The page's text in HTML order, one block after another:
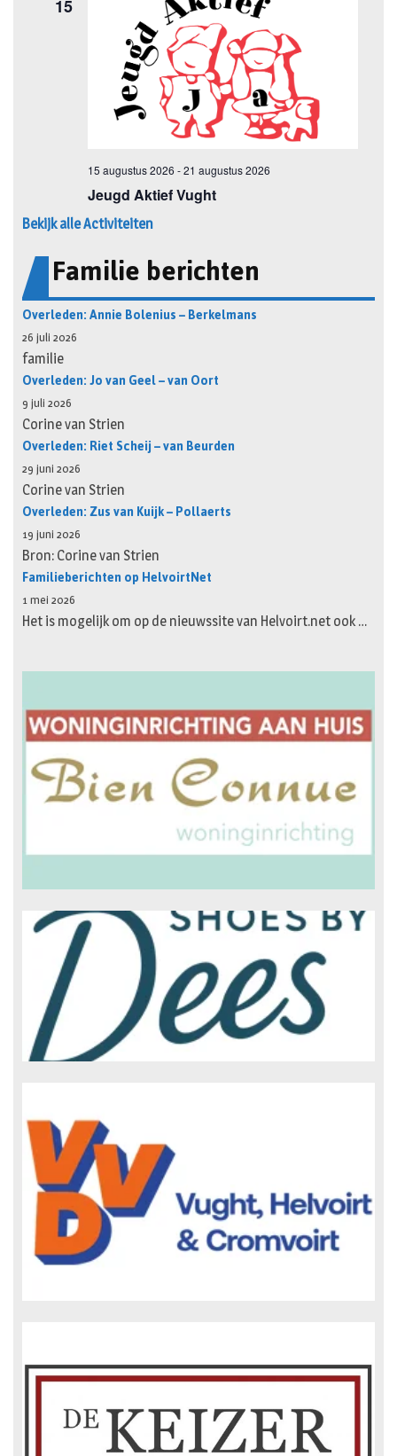
Bekijk alle Activiteiten
Familie berichten
Overleden: Annie Bolenius – Berkelmans
26 juli 2026
familie
Overleden: Jo van Geel – van Oort
9 juli 2026
Corine van Strien
Overleden: Riet Scheij – van Beurden
29 juni 2026
Corine van Strien
Overleden: Zus van Kuijk – Pollaerts
19 juni 2026
Bron: Corine van Strien
Familieberichten op HelvoirtNet
1 mei 2026
Het is mogelijk om op de nieuwssite van Helvoirt.net ook …